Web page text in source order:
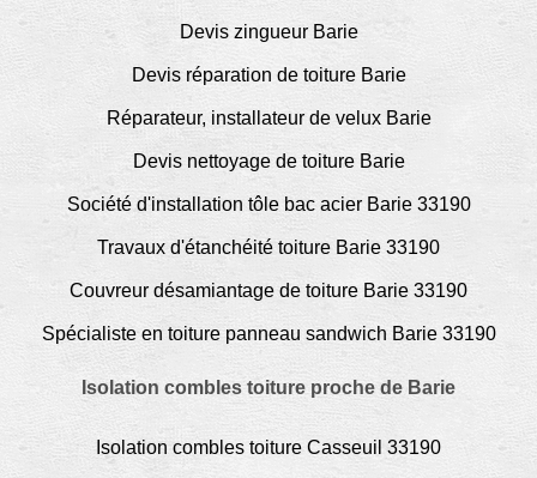
Devis zingueur Barie
Devis réparation de toiture Barie
Réparateur, installateur de velux Barie
Devis nettoyage de toiture Barie
Société d'installation tôle bac acier Barie 33190
Travaux d'étanchéité toiture Barie 33190
Couvreur désamiantage de toiture Barie 33190
Spécialiste en toiture panneau sandwich Barie 33190
Isolation combles toiture proche de Barie
Isolation combles toiture Casseuil 33190